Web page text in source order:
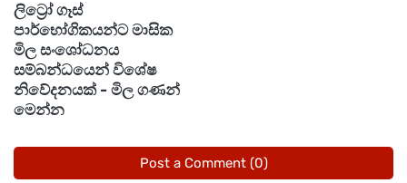
කාලගුණවිද්‍යා දෙපාර්තමේන්තුව ජනතාවට දැනුම් දී
ඇත.
ලිට්‍රෝ ගෑස්
පාර්භෝගිකයන්ට මාසික
මිල සංශෝධනය
සම්බන්ධයෙන් විශේෂ
නිවේදනයක් - මිල ගණන්
මෙන්න
Post a Comment (0)